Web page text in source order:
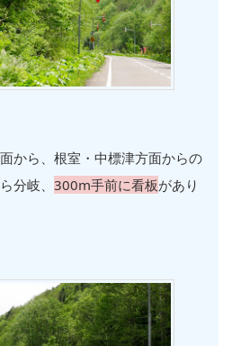
から、根室・中標津方面からの
分岐、 300m手前に看板があり